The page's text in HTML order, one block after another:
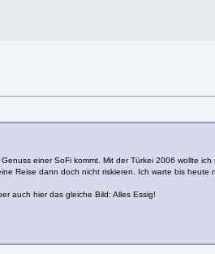
einer SoFi kommt. Mit der Türkei 2006 wollte
Reise dann doch nicht riskieren. Ich warte bis
auch hier das gleiche Bild: Alles Essig!